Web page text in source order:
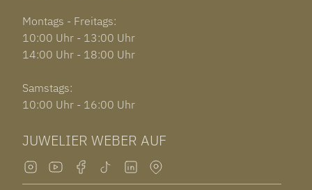
Montags - Freitags:
10:00 Uhr - 13:00 Uhr
14:00 Uhr - 18:00 Uhr
Samstags:
10:00 Uhr - 16:00 Uhr
JUWELIER WEBER AUF